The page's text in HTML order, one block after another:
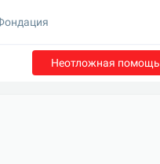
Неотложная помощь